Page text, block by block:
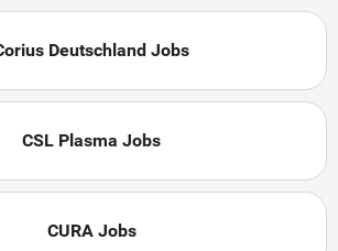
Deutschland Jobs
CSL Plasma Jobs
CURA Jobs